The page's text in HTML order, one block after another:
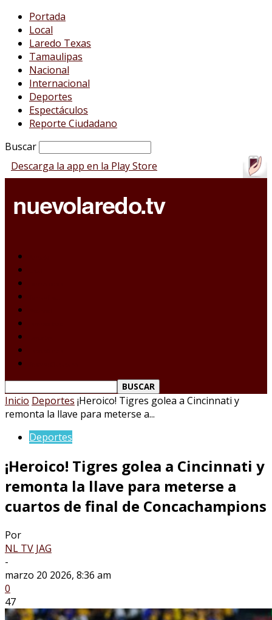
Portada
Local
Laredo Texas
Tamaulipas
Nacional
Internacional
Deportes
Espectáculos
Reporte Ciudadano
Buscar
Descarga la app en la Play Store
Inicio Deportes ¡Heroico! Tigres golea a Cincinnati y
remonta la llave para meterse a...
Deportes
¡Heroico! Tigres golea a Cincinnati y
remonta la llave para meterse a
cuartos de final de Concachampions
Por
NL TV JAG
-
marzo 20 2026, 8:36 am
0
47